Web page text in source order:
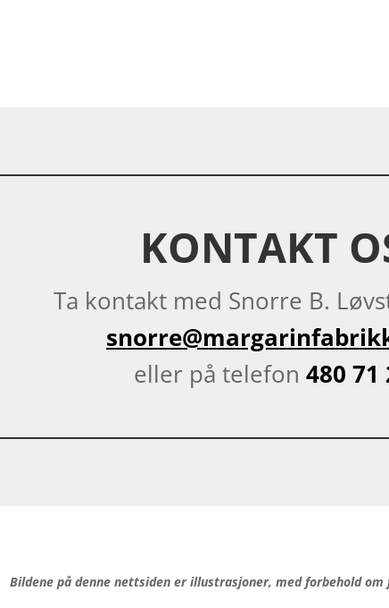
KONTAKT
Ta kontakt med Snorre B.
eller på telefon 480 71
Bildene på denne nettsiden er illustrasjoner, med forbehold